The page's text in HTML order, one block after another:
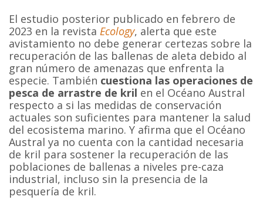
El estudio posterior publicado en febrero de
2023 en la revistaEcology, alerta que este
avistamiento no debe generar certezas sobre la
recuperación de las ballenas de aleta debido al
gran número de amenazas que enfrenta la
especie. También cuestiona las operaciones de
pesca de arrastre de kril en el Océano Austral
respecto a si las medidas de conservación
actuales son suficientes para mantener la salud
del ecosistema marino. Y afirma que el Océano
Austral ya no cuenta con la cantidad necesaria
de kril para sostener la recuperación de las
poblaciones de ballenas a niveles pre-caza
industrial, incluso sin la presencia de la
pesquería de kril.